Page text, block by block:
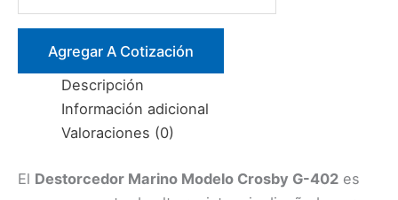
MODELO
CROSBY
G-
Agregar A Cotización
Descripción
Información adicional
Valoraciones (0)
El Destorcedor Marino Modelo Crosby G-402 es